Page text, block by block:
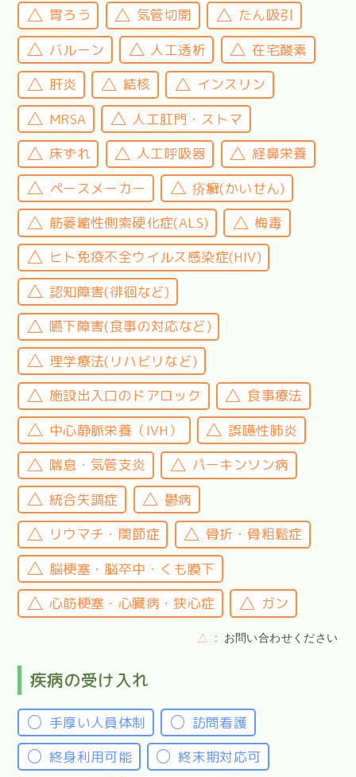
胃ろう 気管切開
たん吸引
バルーン
人工透析
在宅酸素
肝炎
結核
インスリン
MRSA
人工肛門・ストマ
床ずれ
人工呼吸器
経鼻栄養
ペースメーカー
疥癬(かいせん)
筋萎縮性側索硬化症(ALS)
梅毒
ヒト免疫不全ウイルス感染症(HIV)
認知障害(徘徊など)
嚥下障害(食事の対応など)
理学療法(リハビリなど)
施設出入口のドアロック
食事療法
中心静脈栄養（IVH）
誤嚥性肺炎
喘息・気管支炎
パーキンソン病
統合失調症
鬱病
リウマチ・関節症
骨折・骨粗鬆症
脳梗塞・脳卒中・くも膜下
心筋梗塞・心臓病・狭心症
ガン
△ お問い合わせください
疾病の受け入れ
手厚い人員体制
訪問看護
終身利用可能
終末期対応可